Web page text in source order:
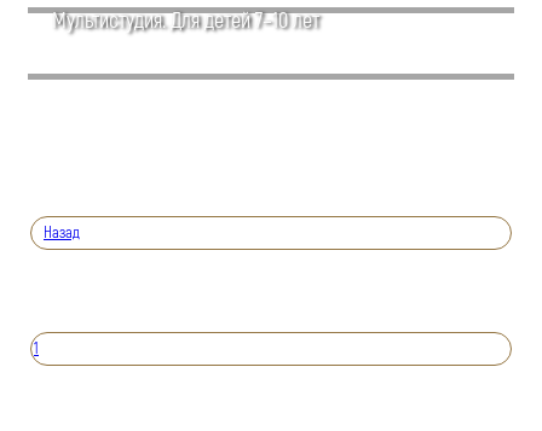
Мультистудия. Для детей 7–10 лет
Назад
1